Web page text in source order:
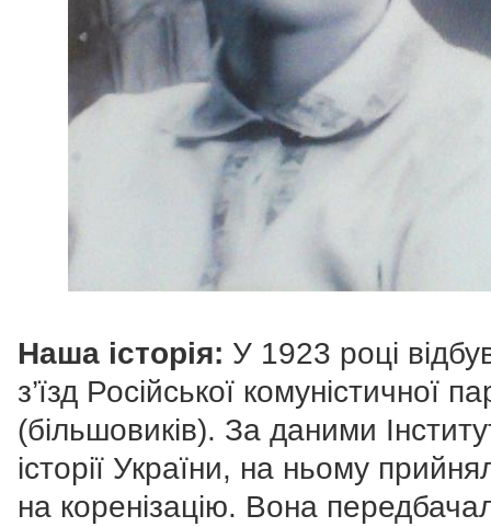
Наша історія: У 1923 році
з’їзд Російської комуністичної
(більшовиків). За даними
історії України, на ньому
на коренізацію. Вона